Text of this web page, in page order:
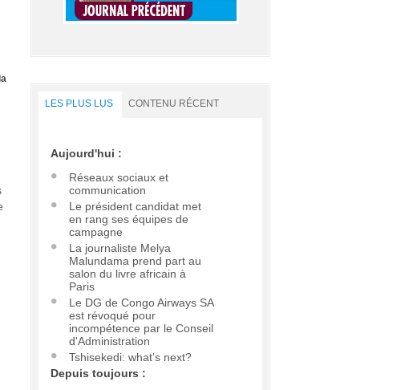
LES PLUS LUS CONTENU RÉCENT
Aujourd'hui :
Réseaux sociaux et
communication
Le président candidat met
en rang ses équipes de
campagne
La journaliste Melya
Malundama prend part au
salon du livre africain à
Paris
Le DG de Congo Airways SA
est révoqué pour
incompétence par le Conseil
d'Administration
Tshisekedi: what’s next?
Depuis toujours :